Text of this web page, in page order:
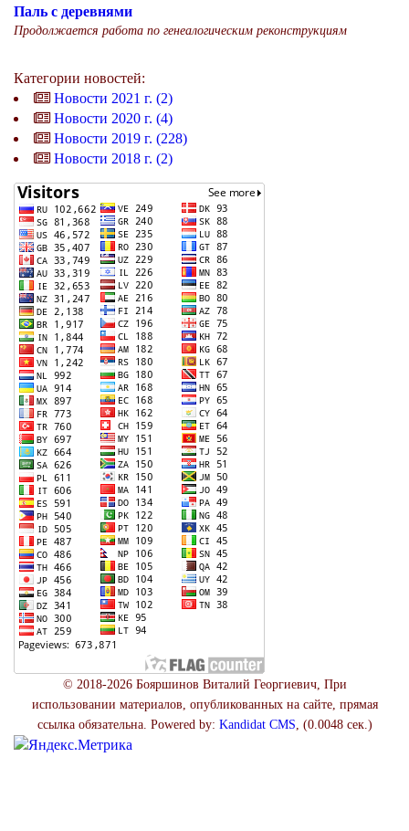
Паль с деревнями
Продолжается работа по генеалогическим реконструкциям
Категории новостей:
Новости 2021 г. (2)
Новости 2020 г. (4)
Новости 2019 г. (228)
Новости 2018 г. (2)
© 2018-2026 Бояршинов Виталий Георгиевич, При
использовании материалов, опубликованных на сайте, прямая
ссылка обязательна. Powered by: Kandidat CMS, (0.0048 сек.)